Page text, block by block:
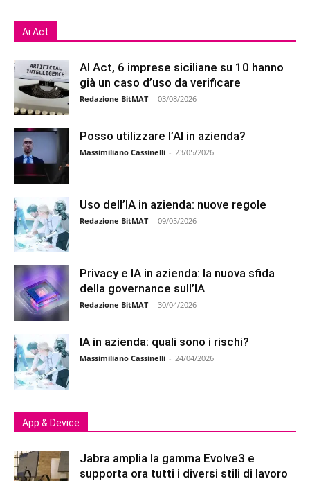
Ai Act
AI Act, 6 imprese siciliane su 10 hanno
già un caso d’uso da verificare
Redazione BitMAT - 03/08/2026
Posso utilizzare l’AI in azienda?
Massimiliano Cassinelli - 23/05/2026
Uso dell’IA in azienda: nuove regole
Redazione BitMAT - 09/05/2026
Privacy e IA in azienda: la nuova sfida
della governance sull’IA
Redazione BitMAT - 30/04/2026
IA in azienda: quali sono i rischi?
Massimiliano Cassinelli - 24/04/2026
App & Device
Jabra amplia la gamma Evolve3 e
supporta ora tutti i diversi stili di lavoro